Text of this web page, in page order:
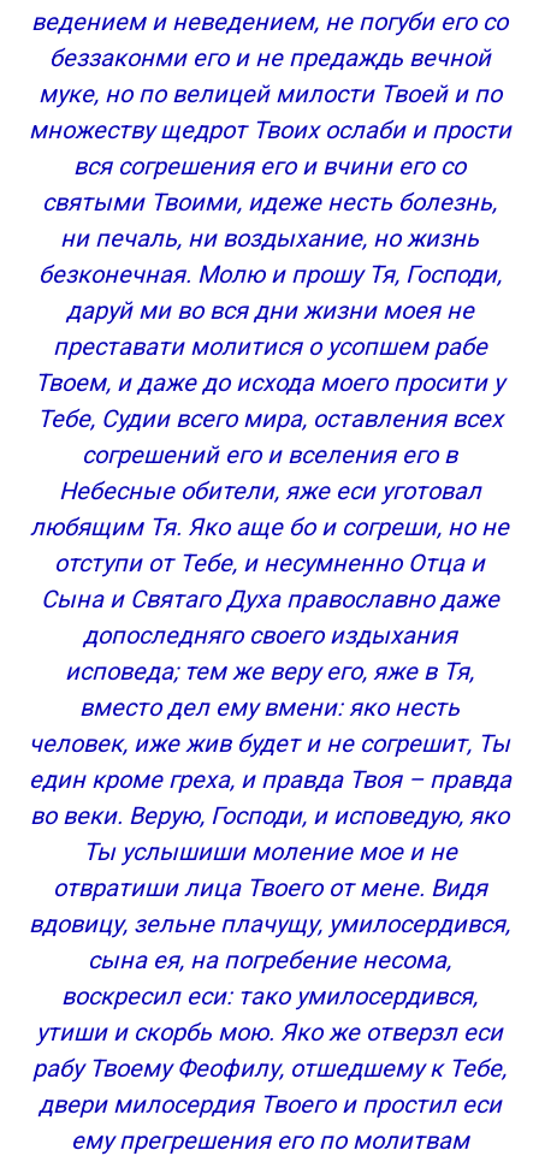
ведением и неведением, не погуби его со
беззаконми его и не предаждь вечной
муке, но по велицей милости Твоей и по
множеству щедрот Твоих ослаби и прости
вся согрешения его и вчини его со
святыми Твоими, идеже несть болезнь,
ни печаль, ни воздыхание, но жизнь
безконечная. Молю и прошу Тя, Господи,
даруй ми во вся дни жизни моея не
преставати молитися о усопшем рабе
Твоем, и даже до исхода моего просити у
Тебе, Судии всего мира, оставления всех
согрешений его и вселения его в
Небесные обители, яже еси уготовал
любящим Тя. Яко аще бо и согреши, но не
отступи от Тебе, и несумненно Отца и
Сына и Святаго Духа православно даже
допоследняго своего издыхания
исповеда; тем же веру его, яже в Тя,
вместо дел ему вмени: яко несть
человек, иже жив будет и не согрешит, Ты
един кроме греха, и правда Твоя – правда
во веки. Верую, Господи, и исповедую, яко
Ты услышиши моление мое и не
отвратиши лица Твоего от мене. Видя
вдовицу, зельне плачущу, умилосердився,
сына ея, на погребение несома,
воскресил еси: тако умилосердився,
утиши и скорбь мою. Яко же отверзл еси
рабу Твоему Феофилу, отшедшему к Тебе,
двери милосердия Твоего и простил еси
ему прегрешения его по молитвам